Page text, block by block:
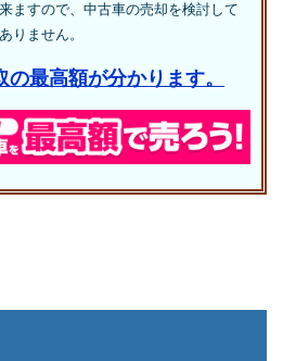
ますので、中古車の売却を検討して
りません。
最高額が分かります。